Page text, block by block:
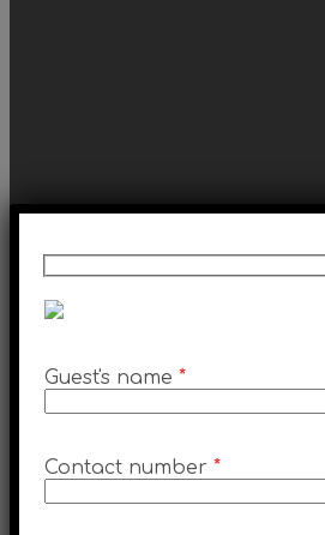
Guest's name *
Contact number *